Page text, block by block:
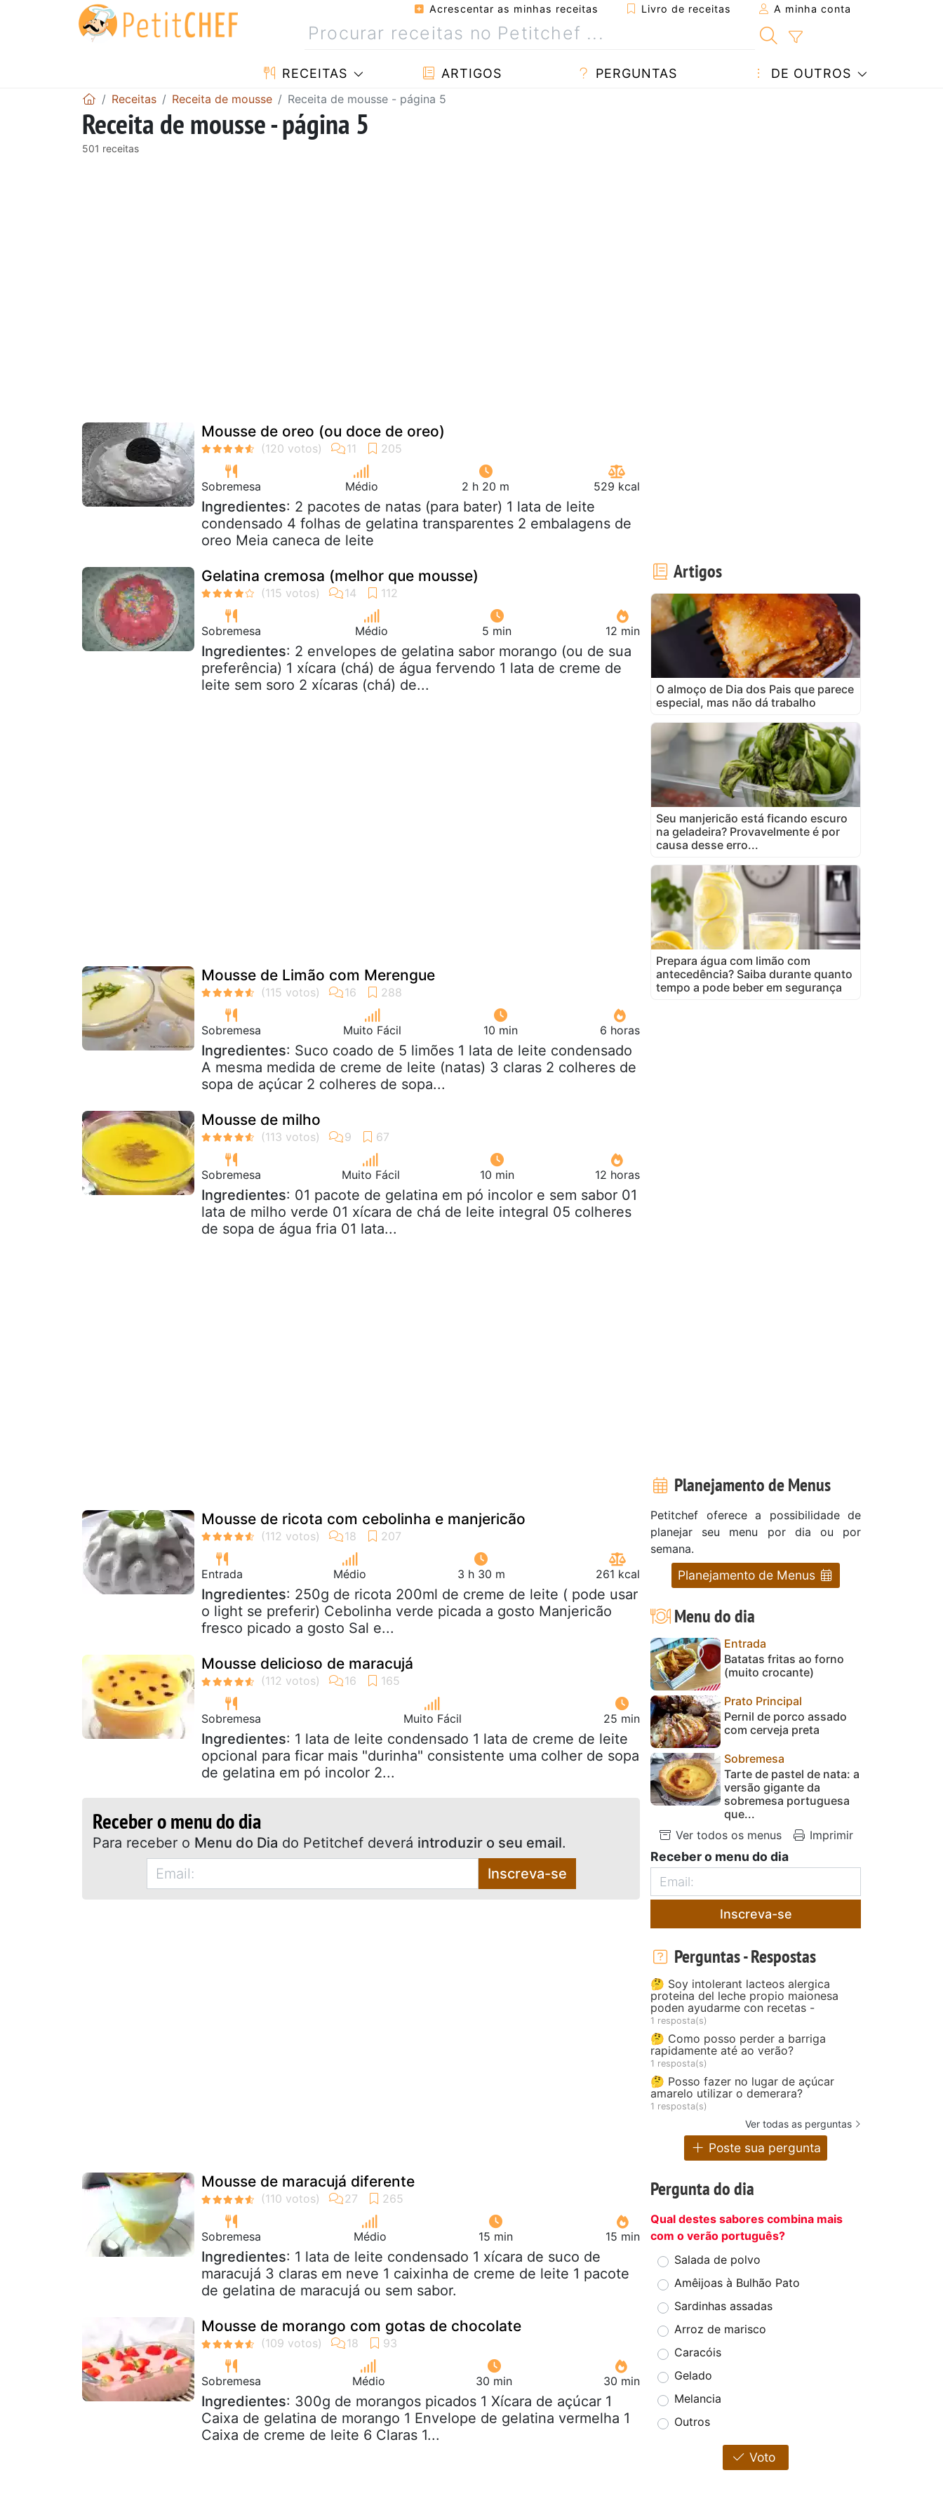
Acrescentar as minhas receitas Livro de receitas A minha conta
RECEITAS ARTIGOS PERGUNTAS DE OUTROS
Receitas Receita de mousse Receita de mousse - página 5
Receita de mousse - página 5
501 receitas
Mousse de oreo (ou doce de oreo)
Sobremesa Médio 2 h 20 m 529 kcal
Ingredientes: 2 pacotes de natas (para bater) 1 lata de leite
condensado 4 folhas de gelatina transparentes 2 embalagens de
oreo Meia caneca de leite
Gelatina cremosa (melhor que mousse)
Sobremesa Médio 5 min 12 min
Ingredientes: 2 envelopes de gelatina sabor morango (ou de sua
preferência) 1 xícara (chá) de água fervendo 1 lata de creme de
leite sem soro 2 xícaras (chá) de...
Mousse de Limão com Merengue
Sobremesa Muito Fácil 10 min 6 horas
Ingredientes: Suco coado de 5 limões 1 lata de leite condensado
A mesma medida de creme de leite (natas) 3 claras 2 colheres de
sopa de açúcar 2 colheres de sopa...
Mousse de milho
Sobremesa Muito Fácil 10 min 12 horas
Ingredientes: 01 pacote de gelatina em pó incolor e sem sabor 01
lata de milho verde 01 xícara de chá de leite integral 05 colheres
de sopa de água fria 01 lata...
Mousse de ricota com cebolinha e manjericão
Entrada Médio 3 h 30 m 261 kcal
Ingredientes: 250g de ricota 200ml de creme de leite ( pode usar
o light se preferir) Cebolinha verde picada a gosto Manjericão
fresco picado a gosto Sal e...
Mousse delicioso de maracujá
Sobremesa Muito Fácil 25 min
Ingredientes: 1 lata de leite condensado 1 lata de creme de leite
opcional para ficar mais "durinha" consistente uma colher de sopa
de gelatina em pó incolor 2...
Receber o menu do dia
Para receber o Menu do Dia do Petitchef deverá introduzir o seu email.
Inscreva-se
Mousse de maracujá diferente
Sobremesa Médio 15 min 15 min
Ingredientes: 1 lata de leite condensado 1 xícara de suco de
maracujá 3 claras em neve 1 caixinha de creme de leite 1 pacote
de gelatina de maracujá ou sem sabor.
Mousse de morango com gotas de chocolate
Sobremesa Médio 30 min 30 min
Ingredientes: 300g de morangos picados 1 Xícara de açúcar 1
Caixa de gelatina de morango 1 Envelope de gelatina vermelha 1
Caixa de creme de leite 6 Claras 1...
Artigos
O almoço de Dia dos Pais que parece
especial, mas não dá trabalho
Seu manjericão está ficando escuro
na geladeira? Provavelmente é por
causa desse erro...
Prepara água com limão com
antecedência? Saiba durante quanto
tempo a pode beber em segurança
Planejamento de Menus
Petitchef oferece a possibilidade de
planejar seu menu por dia ou por
semana.
Planejamento de Menus
Menu do dia
Entrada
Batatas fritas ao forno
(muito crocante)
Prato Principal
Pernil de porco assado
com cerveja preta
Sobremesa
Tarte de pastel de nata: a
versão gigante da
sobremesa portuguesa
que...
Ver todos os menus
Imprimir
Receber o menu do dia
Inscreva-se
Perguntas - Respostas
🤔 Soy intolerant lacteos alergica
proteina del leche propio maionesa
poden ayudarme con recetas -
1 resposta(s)
🤔 Como posso perder a barriga
rapidamente até ao verão?
1 resposta(s)
🤔 Posso fazer no lugar de açúcar
amarelo utilizar o demerara?
1 resposta(s)
Ver todas as perguntas
Poste sua pergunta
Pergunta do dia
Qual destes sabores combina mais
com o verão português?
Salada de polvo
Amêijoas à Bulhão Pato
Sardinhas assadas
Arroz de marisco
Caracóis
Gelado
Melancia
Outros
Voto